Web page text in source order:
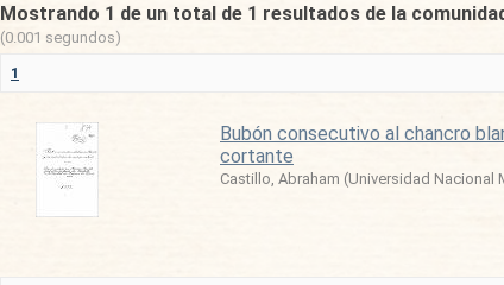
Mostrando 1 de un total de 1 resultados de la
(0.001 segundos)
1
Bubón consecutivo al chancro
cortante
Castillo, Abraham (Universidad Nacional